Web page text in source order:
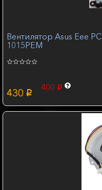
Вентилятор Asus Eee
1015PEM
430 p
400 p